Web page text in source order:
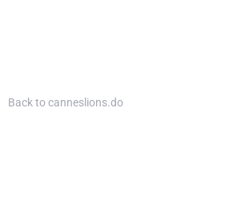
Back to canneslions.do